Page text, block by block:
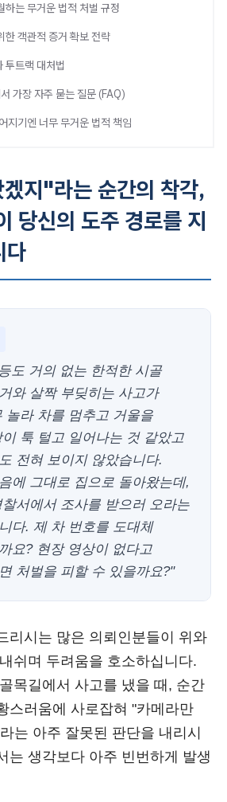
하는 무거운 법적 처벌 규정
한 객관적 증거 확보 전략
투트랙 대처법
가장 자주 묻는 질문 (FAQ)
지기엔 너무 무거운 법적 책임
지"라는 순간의 착각,
당신의 도주 경로를 지
다
도 거의 없는 한적한 시골
와 살짝 부딪히는 사고가
놀라 차를 멈추고 거울을
툭 털고 일어나는 것 같았고
전혀 보이지 않았습니다.
에 그대로 집으로 돌아왔는데,
서에서 조사를 받으러 오라는
다. 제 차 번호를 도대체
요? 현장 영상이 없다고
처벌을 피할 수 있을까요?"
리시는 많은 의뢰인분들이 위와
쉬며 두려움을 호소하십니다.
목길에서 사고를 냈을 때, 순간
스러움에 사로잡혀 "카메라만
는 아주 잘못된 판단을 내리시
는 생각보다 아주 빈번하게 발생